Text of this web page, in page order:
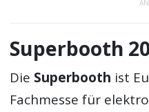
Superbooth
Die Superbooth ist
Fachmesse für